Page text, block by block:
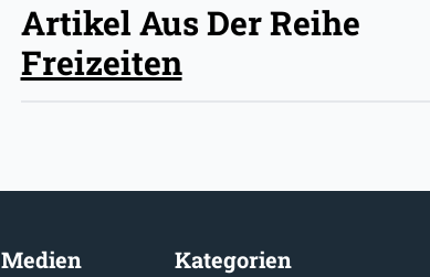
Artikel Aus Der Reihe
Freizeiten
Medien Kategorien